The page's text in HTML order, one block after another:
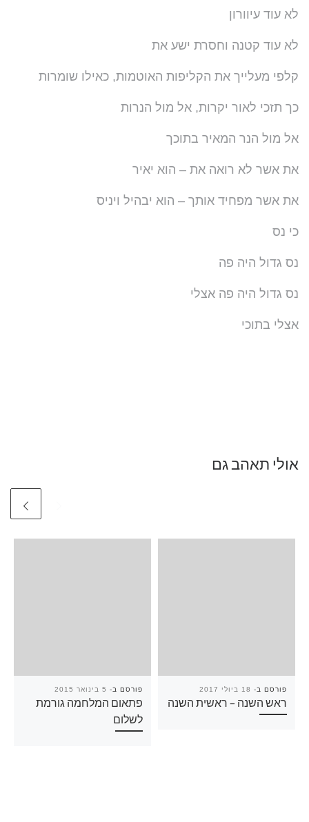
לא עוד עיוורון
לא עוד קטנה וחסרת ישע את
קלפי מעלייך את הקליפות האוטמות, כאילו שומרות
כך תזכי לאור יקרות, אל מול הנרות
אל מול הנר המאיר בתוכך
את אשר לא רואה את – הוא יאיר
את אשר מפחיד אותך – הוא יבהיל ויניס
כי נס
נס גדול היה פה
נס גדול היה פה אצלי
אצלי בתוכי
אולי תאהב גם
פורסם ב- 18 ביולי 2017
ראש השנה – ראשית השנה
פורסם ב- 5 בינואר 2015
פתאום המלחמה גורמת
לשלום